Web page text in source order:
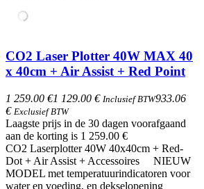
CO2 Laser Plotter 40W MAX 40
x 40cm + Air Assist + Red Point
1 259.00 €1 129.00 € Inclusief BTW933.06
€ Exclusief BTW
Laagste prijs in de 30 dagen voorafgaand
aan de korting is 1 259.00 €
CO2 Laserplotter 40W 40x40cm + Red-
Dot + Air Assist + Accessoires NIEUW
MODEL met temperatuurindicatoren voor
water en voeding, en dekselopening